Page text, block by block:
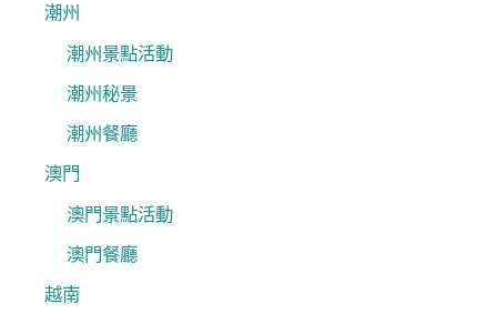
潮州
潮州景點活動
潮州秘景
潮州餐廳
澳門
澳門景點活動
澳門餐廳
越南